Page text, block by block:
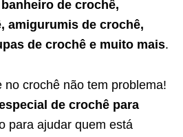
de crochê,
amigurumis de crochê,
de crochê e muito mais.
no crochê não tem problema!
de crochê para
para ajudar quem está